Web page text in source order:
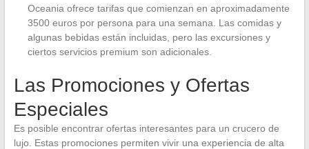
Oceania ofrece tarifas que comienzan en aproximadamente
3500 euros por persona para una semana. Las comidas y
algunas bebidas están incluidas, pero las excursiones y
ciertos servicios premium son adicionales.
Las Promociones y Ofertas
Especiales
Es posible encontrar ofertas interesantes para un crucero de
lujo. Estas promociones permiten vivir una experiencia de alta